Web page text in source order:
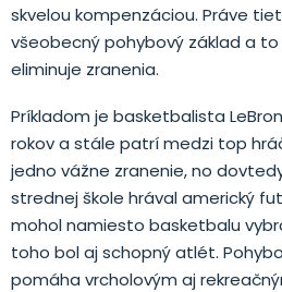
skvelou kompenzáciou. Práve
všeobecný pohybový základ a
eliminuje zranenia.
Príkladom je basketbalista
rokov a stále patrí medzi top
jedno vážne zranenie, no
strednej škole hrával americký
mohol namiesto basketbalu
toho bol aj schopný atlét.
pomáha vrcholovým aj